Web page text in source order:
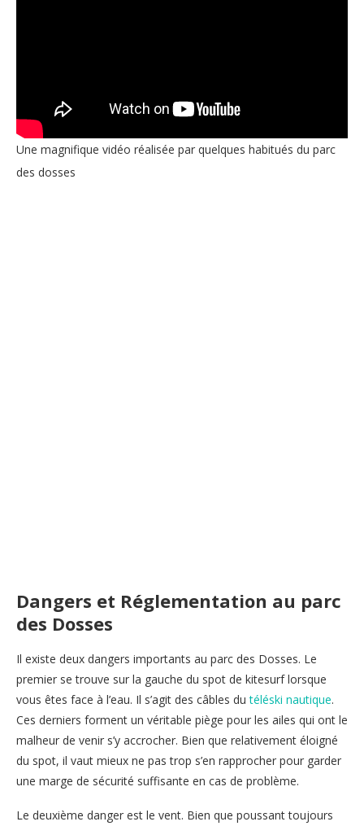
Une magnifique vidéo réalisée par quelques habitués du parc
des dosses
Dangers et Réglementation au parc
des Dosses
Il existe deux dangers importants au parc des Dosses. Le
premier se trouve sur la gauche du spot de kitesurf lorsque
vous êtes face à l’eau. Il s’agit des câbles dutéléski nautique.
Ces derniers forment un véritable piège pour les ailes qui ont le
malheur de venir s’y accrocher. Bien que relativement éloigné
du spot, il vaut mieux ne pas trop s’en rapprocher pour garder
une marge de sécurité suffisante en cas de problème.
Le deuxième danger est le vent. Bien que poussant toujours